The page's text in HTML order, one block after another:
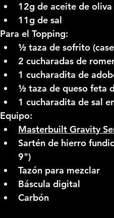
12g de aceite de
11g de sal
Para el Topping:
½ taza de sofrito
2 cucharadas de
1 cucharadita de
½ taza de queso feta
1 cucharadita de sal
Equipo:
Masterbuilt Gravity
Sartén de hierro
9")
Tazón para mezclar
Báscula digital
Carbón